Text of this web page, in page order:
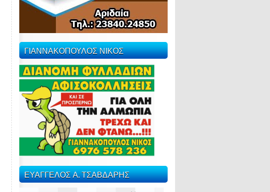
ΓΙΑΝΝΑΚΟΠΟΥΛΟΣ ΝΙΚΟΣ
ΕΥΑΓΓΕΛΟΣ Α. ΤΣΑΒΔΑΡΗΣ